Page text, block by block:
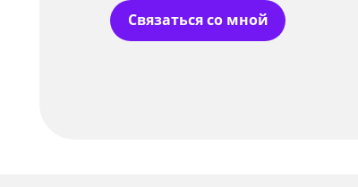
Связаться со мной